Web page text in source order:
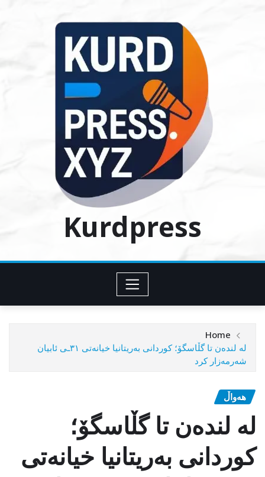
Kurdpress
Home
لە لندەن تا گڵاسگۆ؛ کوردانی بەریتانیا خیانەتی ٣١ـی ئابیان
شەرمەزار کرد
هەواڵ
لە لندەن تا گڵاسگۆ؛
کوردانی بەریتانیا خیانەتی